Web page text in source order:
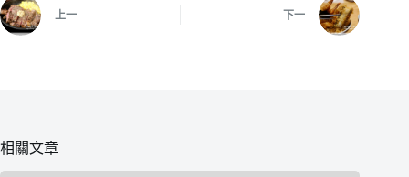
上一 下一
相關文章